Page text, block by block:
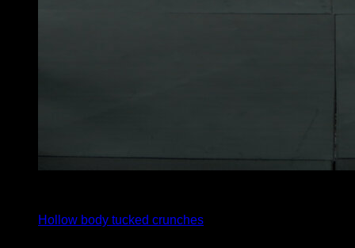
Hollow body tucked crunches